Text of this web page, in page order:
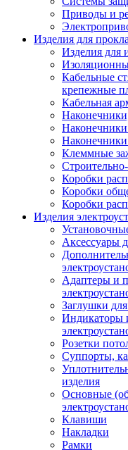
Приводы и
Изделия для
Изделия для
Кабельные
крепежные
Кабельная
Клеммные
Коробки
Коробки
Коробки
Изделия
Аксессуары
Адаптеры и
Заглушки
Индикаторы
Розетки
Суппорты,
изделия
Основные
Клавиши
Накладки
Рамки